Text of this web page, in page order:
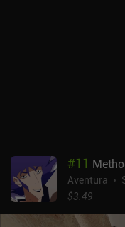
#11
Aventura
$3.49